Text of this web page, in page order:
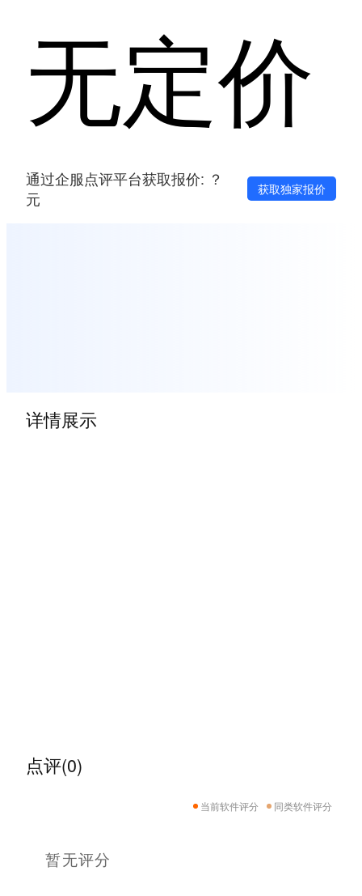
无定价
通过企服点评平台获取报价: ？
元
获取独家报价
详情展示
点评(0)
当前软件评分 同类软件评分
暂无评分